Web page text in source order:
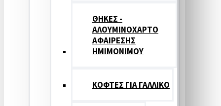
ΘΗΚΕΣ -
ΑΛΟΥΜΙΝΟΧΑΡΤΟ
ΑΦΑΙΡΕΣΗΣ
ΗΜΙΜΟΝΙΜΟΥ
ΚΟΦΤΕΣ ΓΙΑ ΓΑΛΛΙΚΟ